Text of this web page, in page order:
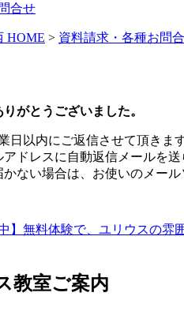
合せ
HOME > 資料請求・各種お問
がとうございました。
日以内にご返信させて頂きます
ドレスに自動返信メールを送
ない場合は、お使いのメー